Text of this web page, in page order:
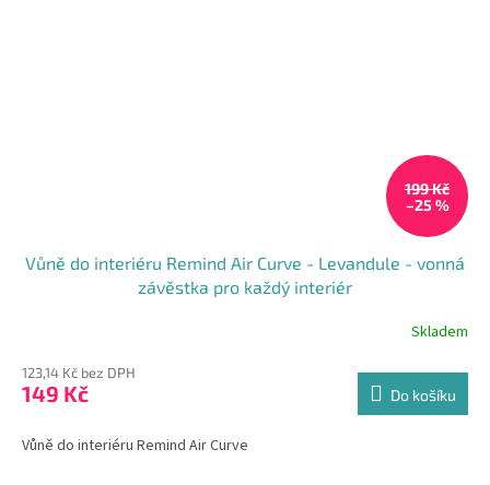
199 Kč
–25 %
Vůně do interiéru Remind Air Curve - Levandule - vonná
závěstka pro každý interiér
Skladem
123,14 Kč bez DPH
149 Kč Do košíku
Vůně do interiéru Remind Air Curve